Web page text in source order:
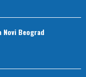
Beograd